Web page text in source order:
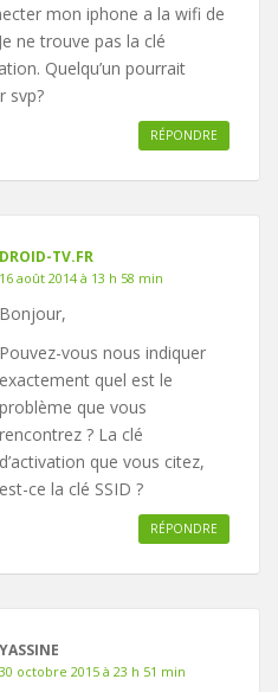
mon iphone a la wifi de
ne trouve pas la clé
Quelqu’un pourrait
svp?
RÉPONDRE
DROID-TV.FR
16 août 2014 à 13 h 58 min
Bonjour,
Pouvez-vous nous indiquer
exactement quel est le
problème que vous
rencontrez ? La clé
d’activation que vous citez,
est-ce la clé SSID ?
RÉPONDRE
YASSINE
30 octobre 2015 à 23 h 51 min